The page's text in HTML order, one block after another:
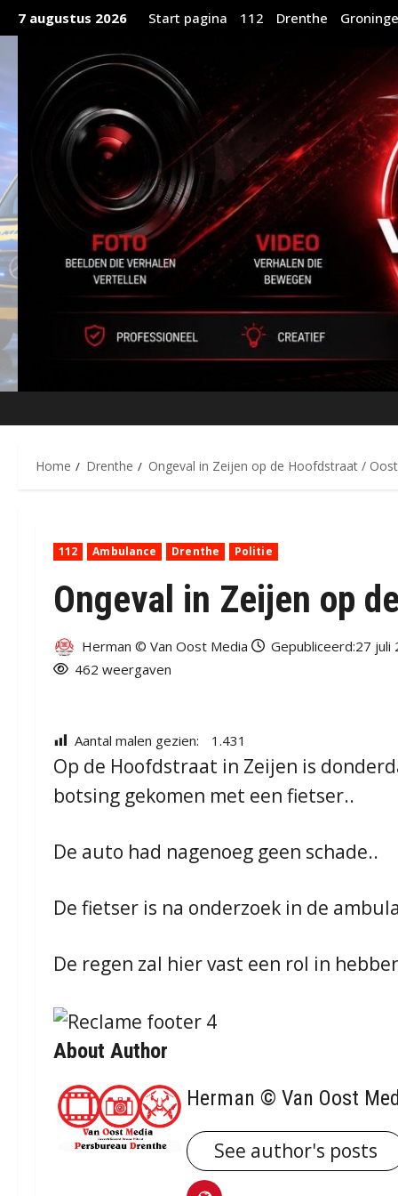
naar
7 augustus 2026 Start pagina 112 Drenthe
Home Drenthe Ongeval in Zeijen op de Hoofdstraat /
112 Ambulance Drenthe Politie
Ongeval in Zeijen op
Herman © Van Oost Media Gepubliceerd:27
462 weergaven
Aantal malen gezien: 1.431
Op de Hoofdstraat in Zeijen is
botsing gekomen met een fietser..
De auto had nagenoeg geen schade..
De fietser is na onderzoek in de
De regen zal hier vast een rol in
About Author
Herman © Van Oost
See author's posts